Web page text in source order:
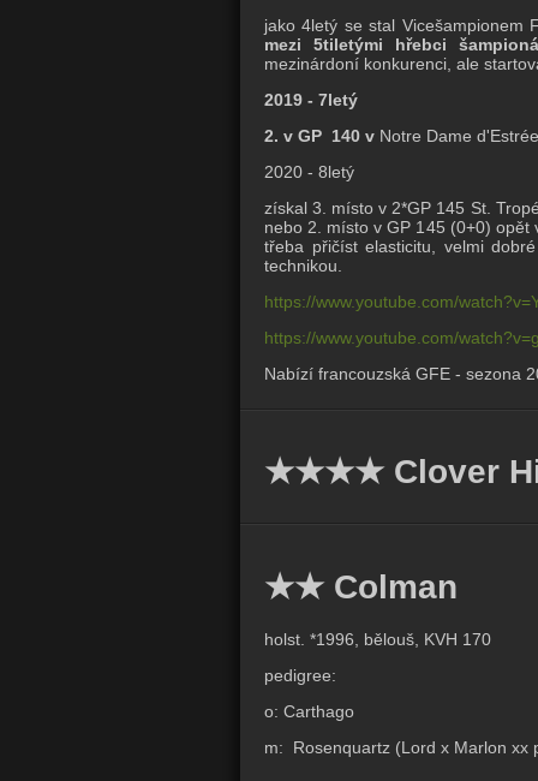
jako 4letý se stal
mezi 5tiletými hřebci
mezinárdoní konkurenci, ale
2019 - 7letý
2. v GP 140 v Notre Dame
2020 - 8letý
získal 3. místo v 2*GP 145 St.
nebo 2. místo v GP 145 (0+0)
třeba přičíst elasticitu, velmi
technikou.
https://www.youtube.com/
https://www.youtube.com/
Nabízí francouzská GFE - sezona
★★★★ Clover
★★ Colman
holst. *1996, bělouš, KVH 170
pedigree:
o: Carthago
m: Rosenquartz (Lord x Marlon xx